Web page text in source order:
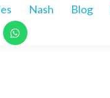
Nash Blog